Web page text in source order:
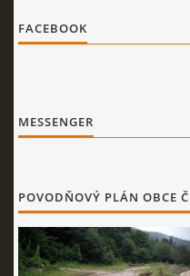
FACEBOOK
MESSENGER
POVODŇOVÝ PLÁN OBCE